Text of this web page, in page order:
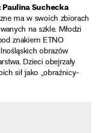
Suchecka
ma w swoich zbiorach
na szkle. Młodzi
znakiem ETNO
obrazów
Dzieci obejrzały
sił jako „obraźnicy-